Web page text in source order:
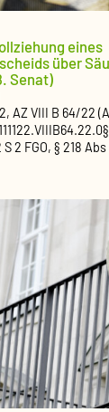
eines
über
Senat)
, AZVIII B 64/22
2 FGO, § 218 Abs